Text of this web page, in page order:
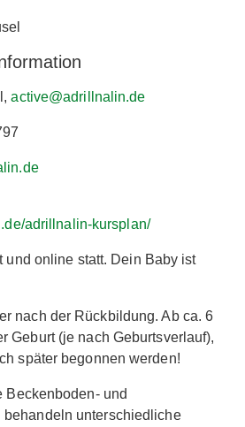
active@adrillnalin.de
adrillnalin-kursplan/
und online statt. Dein Baby ist
nach der Rückbildung. Ab ca. 6
Geburt (je nach Geburtsverlauf),
später begonnen werden!
Beckenboden- und
behandeln unterschiedliche